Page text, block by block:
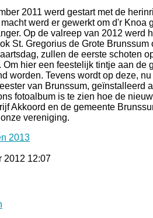
2011 werd gestart met de
werd er gewerkt om d'r Knoa
Op de valreep van 2012 werd
St. Gregorius de Grote Brunssum
zullen de eerste schoten
Om hier een feestelijk tintje aan de
worden. Tevens wordt op deze,
van Brunssum, geïnstalleerd
fotoalbum is te zien hoe de
Akkoord en de gemeente
onze vereniging.
2013
2012 12:07